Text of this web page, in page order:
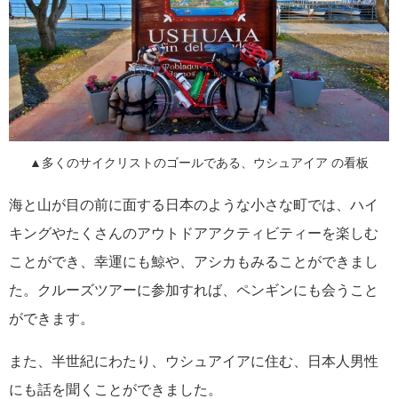
▲多くのサイクリストのゴールである、ウシュアイア の看板
海と山が目の前に面する日本のような小さな町では、ハイ
キングやたくさんのアウトドアアクティビティーを楽しむ
ことができ、幸運にも鯨や、アシカもみることができまし
た。クルーズツアーに参加すれば、ペンギンにも会うこと
ができます。
また、半世紀にわたり、ウシュアイアに住む、日本人男性
にも話を聞くことができました。